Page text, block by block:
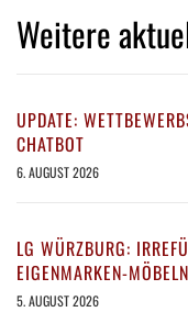
Weitere
UPDATE:
CHATBOT
6. AUGUST 2026
LG WÜRZBURG:
EIGENMARKEN-MÖBELN
5. AUGUST 2026